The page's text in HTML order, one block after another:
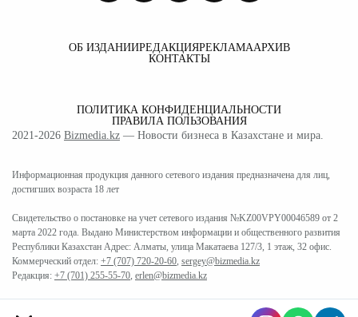
ОБ ИЗДАНИИРЕДАКЦИЯРЕКЛАМААРХИВ
КОНТАКТЫ
ПОЛИТИКА КОНФИДЕНЦИАЛЬНОСТИ
ПРАВИЛА ПОЛЬЗОВАНИЯ
2021-2026 Bizmedia.kz — Новости бизнеса в Казахстане и мира.
Информационная продукция данного сетевого издания предназначена для лиц,
достигших возраста 18 лет
Свидетельство о постановке на учет сетевого издания №KZ00VPY00046589 от 2
марта 2022 года. Выдано Министерством информации и общественного развития
Республики Казахстан Адрес: Алматы, улица Макатаева 127/3, 1 этаж, 32 офис.
Коммерческий отдел: +7 (707) 720-20-60 sergey@bizmedia.kz
Редакция: +7 (701) 255-55-70 erlen@bizmedia.kz